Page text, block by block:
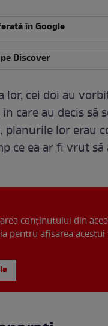
în Google
Discover
lor, cei doi au
care au decis să
planurile lor erau
ce ea ar fi vrut să
conținutului din
pentru afisarea